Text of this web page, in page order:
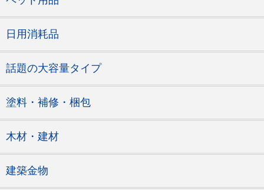
日用消耗品
話題の大容量タイプ
塗料・補修・梱包
木材・建材
建築金物